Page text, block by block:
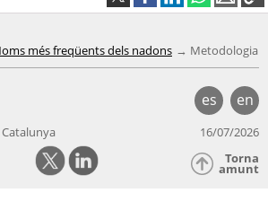
més freqüents dels nadons Metodologia
es en
16/07/2026
Torna
amunt